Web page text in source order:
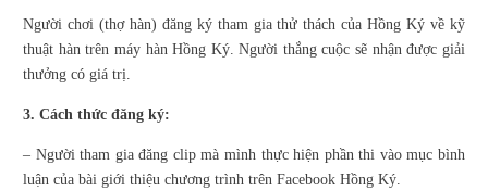
Người chơi (thợ hàn) đăng ký tham gia thử thách của Hồng Ký về kỹ
thuật hàn trên máy hàn Hồng Ký. Người thắng cuộc sẽ nhận được giải
thưởng có giá trị.
3. Cách thức đăng ký:
– Người tham gia đăng clip mà mình thực hiện phần thi vào mục bình
luận của bài giới thiệu chương trình trên Facebook Hồng Ký.